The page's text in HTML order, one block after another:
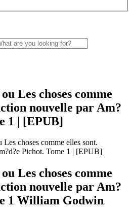
Les choses comme
nouvelle par Am?
1 | [EPUB]
choses comme elles sont.
Pichot. Tome 1 | [EPUB]
Les choses comme
nouvelle par Am?
1 William Godwin